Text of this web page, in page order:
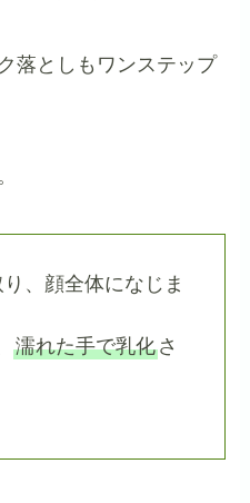
落としもワンステップ
、顔全体になじま
濡れた手で乳化さ